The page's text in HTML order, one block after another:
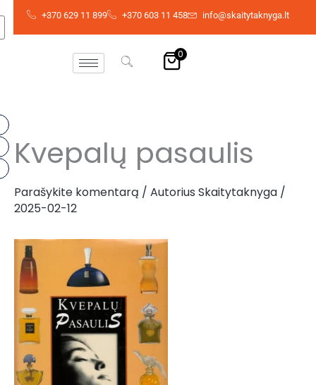
Pereiti
+370 629 11 899 +370 603 11 458 info@skaitytaknyga.lt
0
Kvepalų pasaulis
Parašykite komentarą / Autorius Skaitytaknyga /
2025-02-12